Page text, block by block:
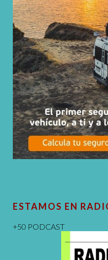
ESTAMOS EN
+50 PODCAST